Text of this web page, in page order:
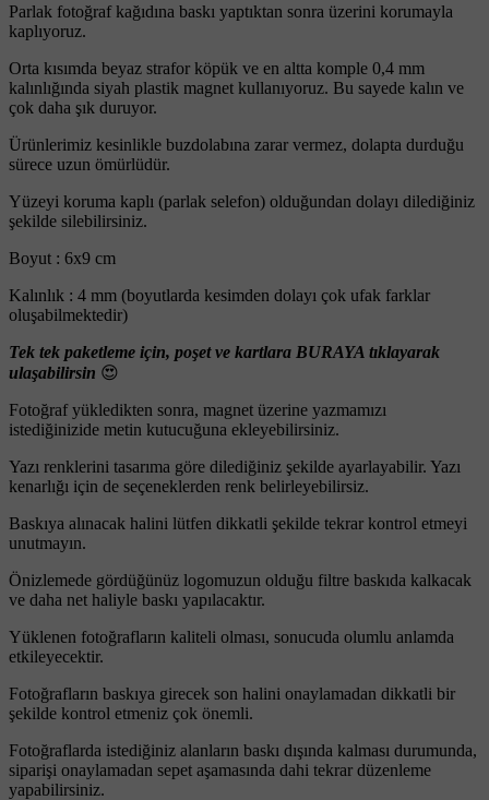
Parlak fotoğraf kağıdına baskı yaptıktan sonra üzerini korumayla
kaplıyoruz.
Orta kısımda beyaz strafor köpük ve en altta komple 0,4 mm
kalınlığında siyah plastik magnet kullanıyoruz. Bu sayede kalın ve
çok daha şık duruyor.
Ürünlerimiz kesinlikle buzdolabına zarar vermez, dolapta durduğu
sürece uzun ömürlüdür.
Yüzeyi koruma kaplı (parlak selefon) olduğundan dolayı dilediğiniz
şekilde silebilirsiniz.
Boyut : 6x9 cm
Kalınlık : 4 mm (boyutlarda kesimden dolayı çok ufak farklar
oluşabilmektedir)
Tek tek paketleme için, poşet ve kartlara BURAYA tıklayarak
ulaşabilirsin 😍
Fotoğraf yükledikten sonra, magnet üzerine yazmamızı
istediğinizide metin kutucuğuna ekleyebilirsiniz.
Yazı renklerini tasarıma göre dilediğiniz şekilde ayarlayabilir. Yazı
kenarlığı için de seçeneklerden renk belirleyebilirsiz.
Baskıya alınacak halini lütfen dikkatli şekilde tekrar kontrol etmeyi
unutmayın.
Önizlemede gördüğünüz logomuzun olduğu filtre baskıda kalkacak
ve daha net haliyle baskı yapılacaktır.
Yüklenen fotoğrafların kaliteli olması, sonucuda olumlu anlamda
etkileyecektir.
Fotoğrafların baskıya girecek son halini onaylamadan dikkatli bir
şekilde kontrol etmeniz çok önemli.
Fotoğraflarda istediğiniz alanların baskı dışında kalması durumunda,
siparişi onaylamadan sepet aşamasında dahi tekrar düzenleme
yapabilirsiniz.